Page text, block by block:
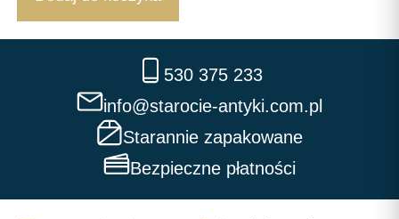
530 375 233
info@starocie-antyki.com.pl
Starannie zapakowane
Bezpieczne płatności